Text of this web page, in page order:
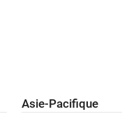
Ouvrir
Asie-Pacifique